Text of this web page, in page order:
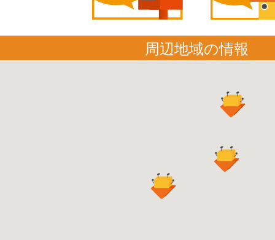
周辺地域の情報